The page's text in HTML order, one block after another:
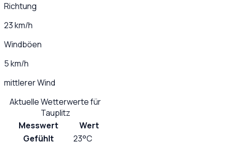
Richtung
23 km/h
Windböen
5 km/h
mittlerer Wind
Aktuelle Wetterwerte für
Tauplitz
Messwert
Wert
Gefühlt
23°C